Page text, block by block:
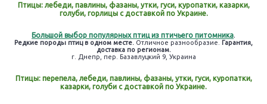
Птицы: лебеди, павлины, фазаны, утки, гуси, куропатки, казарки,
голуби, горлицы с доставкой по Украине.
Большой выбор популярных птиц из птичьего питомника.
Редкие породы птиц в одном месте. Отличное разнообразие. Гарантия,
доставка по регионам.
г. Днепр, пер. Базавлуцкий 9, Украина
Птицы: перепела, лебеди, павлины, фазаны, утки, гуси, куропатки,
казарки, голуби с доставкой по Украине.